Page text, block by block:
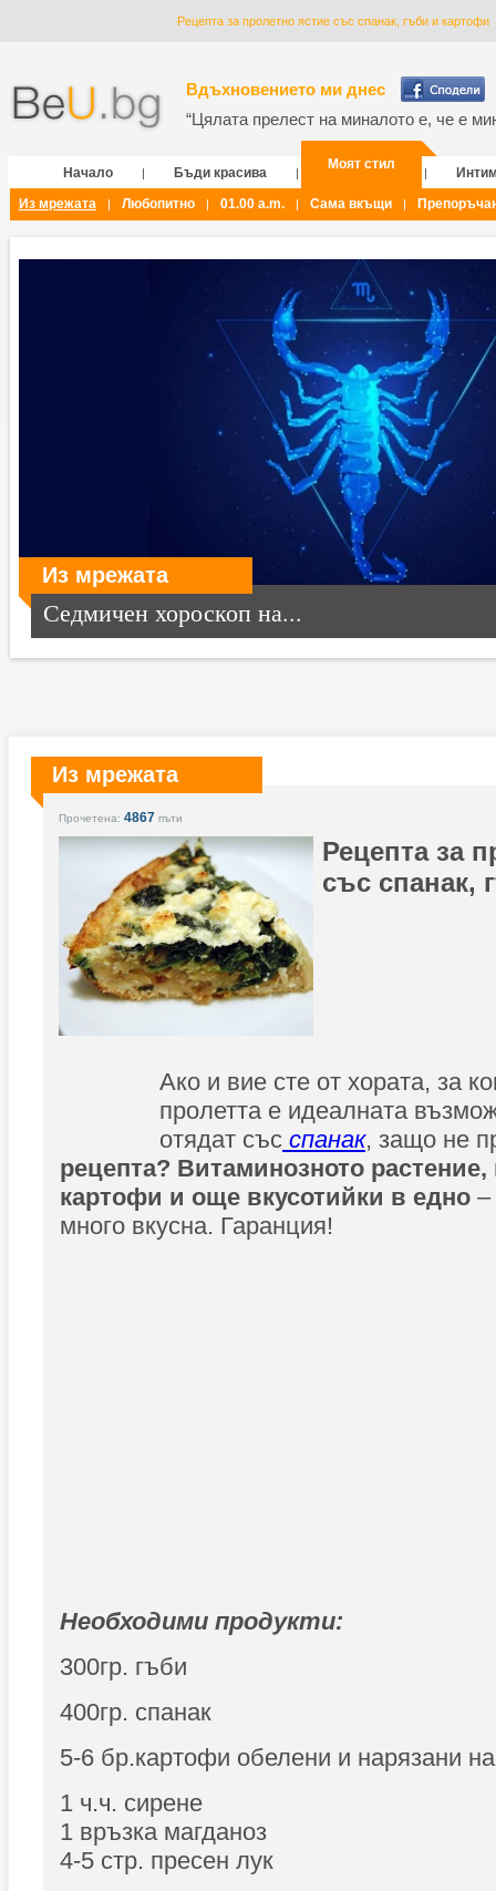
Рецепта за пролетно ястие със спанак, гъби и картофи
Вдъхновението ми днес
“Цялата прелест на миналото е, че е
Начало | Бъди красива |
Моят стил
|
Из мрежата
| Любопитно | 01.00 a.m. | Сама вкъщи |
Из мрежата
Седмичен хороскоп на...
Из мрежата
Прочетена: 4867 пъти
Рецепта за
със спанак,
Ако и вие сте от хората, за
пролетта е идеалната
отядат със спанак, защо не
рецепта? Витаминозното
картофи и още вкусотийки в едно –
много вкусна. Гаранция!
Необходими продукти:
300гр. гъби
400гр. спанак
5-6 бр.картофи обелени и нарязани
1 ч.ч. сирене
1 връзка магданоз
4-5 стр. пресен лук